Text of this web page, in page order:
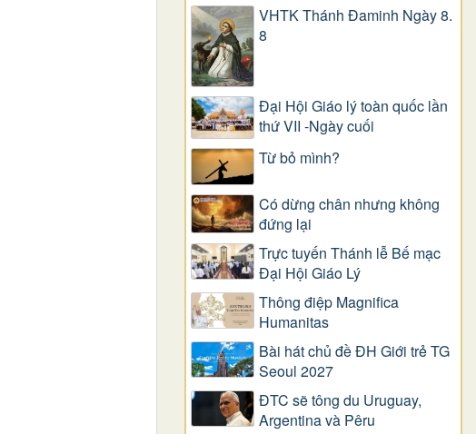
VHTK Thánh Đaminh Ngày 8.
8
Đại Hội Giáo lý toàn quốc lần
thứ VII -Ngày cuối
Từ bỏ mình?
Có dừng chân nhưng không
đứng lại
Trực tuyến Thánh lễ Bế mạc
Đại Hội Giáo Lý
Thông điệp Magnifica
Humanitas
Bài hát chủ đề ĐH Giới trẻ TG
Seoul 2027
ĐTC sẽ tông du Uruguay,
Argentina và Pêru